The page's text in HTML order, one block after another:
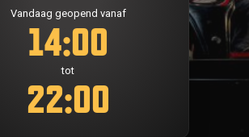
Vandaag geopend vanaf
14:00
tot
22:00